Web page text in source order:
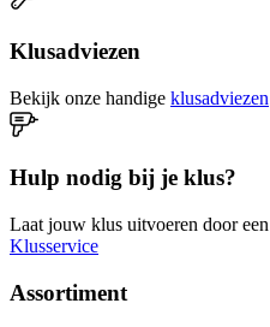
Klusadviezen
Bekijk onze handige klusadviezen
Hulp nodig bij je klus?
Laat jouw klus uitvoeren door
Klusservice
Assortiment